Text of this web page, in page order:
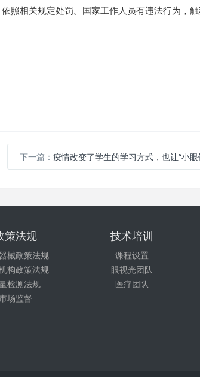
照相关规定处罚。国家工作人员有违法行为，
下一篇： 疫情改变了学生的学习方式，也让“小眼
策法规
械政策法规
构政策法规
检测法规
场监督
技术培训
课程设置
眼视光团队
医疗团队